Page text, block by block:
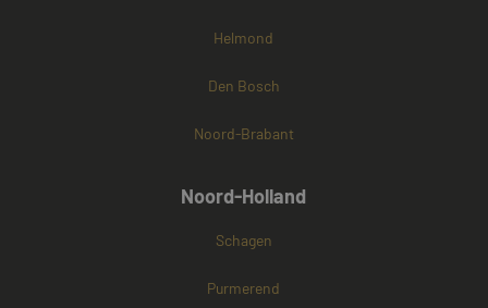
Helmond
Den Bosch
Noord-Brabant
Noord-Holland
Schagen
Purmerend